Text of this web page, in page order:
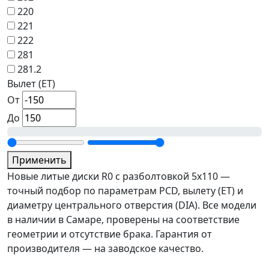
220
221
222
281
281.2
Вылет (ET)
От
До
Применить
Новые литые диски R0 с разболтовкой 5x110 —
точный подбор по параметрам PCD, вылету (ET) и
диаметру центрального отверстия (DIA). Все модели
в наличии в Самаре, проверены на соответствие
геометрии и отсутствие брака. Гарантия от
производителя — на заводское качество.